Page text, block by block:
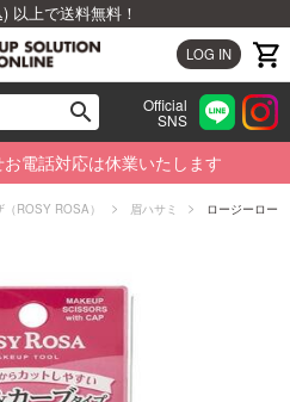
以上で送料無料！
LOG IN
search Official
SNS
電話対応は休業いたします
ROSY ROSA） 眉ハサミ
ロージーロー